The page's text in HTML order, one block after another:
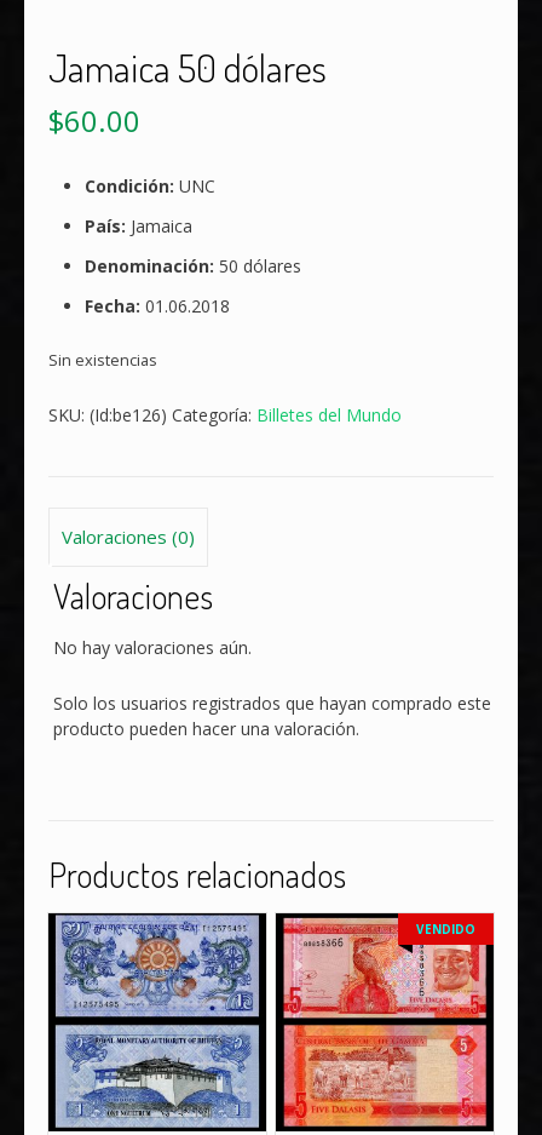
Jamaica 50 dólares
$60.00
Condición: UNC
País: Jamaica
Denominación: 50 dólares
Fecha: 01.06.2018
Sin existencias
SKU: (Id:be126) Categoría: Billetes del Mundo
Valoraciones (0)
Valoraciones
No hay valoraciones aún.
Solo los usuarios registrados que hayan comprado este
producto pueden hacer una valoración.
Productos relacionados
VENDIDO